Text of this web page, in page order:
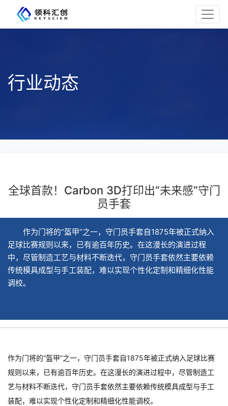
行业动态
全球首款！Carbon 3D打印出“未来感”守门
员手套
作为门将的“盔甲”之一，守门员手套自1875年被正式纳入
足球比赛规则以来，已有逾百年历史。在这漫长的演进过程
中，尽管制造工艺与材料不断迭代，守门员手套依然主要依赖
传统模具成型与手工装配，难以实现个性化定制和精细化性能
调校。
作为门将的“盔甲”之一，守门员手套自1875年被正式纳入足球比赛
规则以来，已有逾百年历史。在这漫长的演进过程中，尽管制造工
艺与材料不断迭代，守门员手套依然主要依赖传统模具成型与手工
装配，难以实现个性化定制和精细化性能调校。